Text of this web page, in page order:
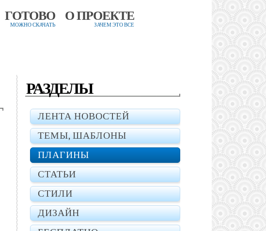
ГОТОВО
МОЖНО СКАЧАТЬ
О ПРОЕКТЕ
ЗАЧЕМ ЭТО ВСЕ
РАЗДЕЛЫ
ЛЕНТА НОВОСТЕЙ
ТЕМЫ, ШАБЛОНЫ
ПЛАГИНЫ
СТАТЬИ
СТИЛИ
ДИЗАЙН